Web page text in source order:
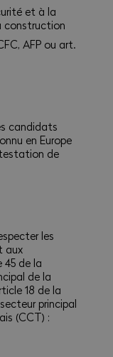
et à la
construction
AFP ou art.
candidats
en Europe
de
les
aux
45 de la
de la
18 de la
principal
(CCT) :